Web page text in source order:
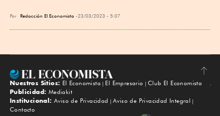
Por Redacción El Economista 23/03/2023 - 5:07
Subir
Nuestros Sitios: El Economista El Empresario
Club El Economista
Publicidad: Mediakit
Institucional: Aviso de Privacidad
Aviso de Privacidad Integral
Contacto